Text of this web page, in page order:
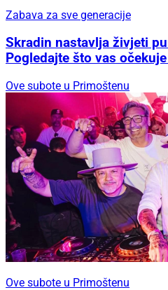
Zabava za sve generacije
Skradin nastavlja živjeti
Pogledajte što vas
Ove subote u Primoštenu
Ove subote u Primoštenu